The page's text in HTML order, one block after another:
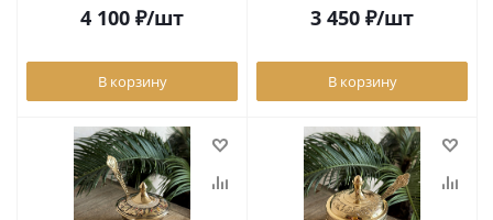
4 100 ₽/шт
В корзину
3 450 ₽/шт
В корзину